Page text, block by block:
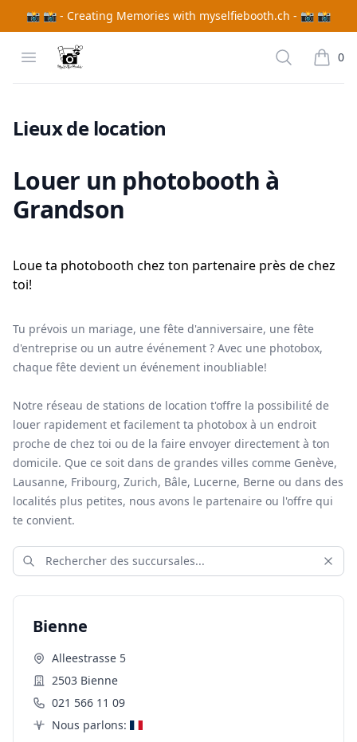
📸 📸 - Creating Memories with myselfiebooth.ch - 📸 📸
Open menu
MySelfieBooth Search 0
items
Lieux de location
Louer un photobooth à
Grandson
Loue ta photobooth chez ton partenaire près de chez
toi!
Tu prévois un mariage, une fête d'anniversaire, une fête
d'entreprise ou un autre événement ? Avec une photobox,
chaque fête devient un événement inoubliable!
Notre réseau de stations de location t'offre la possibilité de
louer rapidement et facilement ta photobox à un endroit
proche de chez toi ou de la faire envoyer directement à ton
domicile. Que ce soit dans de grandes villes comme Genève,
Lausanne, Fribourg, Zurich, Bâle, Lucerne, Berne ou dans des
localités plus petites, nous avons le partenaire ou l'offre qui
te convient.
Bienne
Alleestrasse 5
2503 Bienne
021 566 11 09
Nous parlons: